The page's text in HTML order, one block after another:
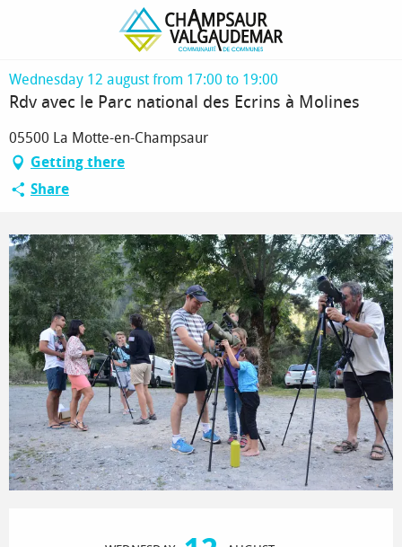
Rdv avec le Parc national des Ecrins à Molines
Wednesday 12 august from 17:00 to 19:00
Rdv avec le Parc national des Ecrins à Molines
05500 La Motte-en-Champsaur
Getting there
Share